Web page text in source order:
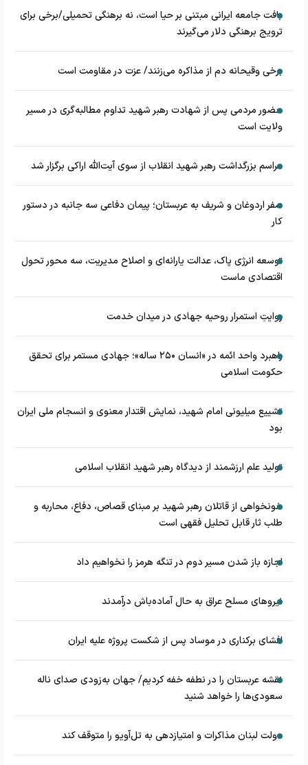
بافت جامعه ایرانی مبتنی بر حیا است، نه برهنگی تحمیلی/برخی برای
ترویج برهنگی دلار می‌گیرند
برخی وقیحانه دم از مذاکره می‌زنند/ عزت در مقاومت است
حضور مردمی پس از شهادت رهبر شهید تداوم مطالبه‌گری در مسیر
ولایت است
مراسم بزرگداشت رهبر شهید انقلاب از سوی آیت‌الله اراکی برگزار شد
سفر اردوغان و شریف به عربستان؛ پیمان دفاعی سه جانبه در دستور
کار
توسعه انرژی پاک، عدالت یارانه‌ای و اصلاح مدیریت، سه محور تحول
اقتصادی ماست
روایتِ استمرار روحیه جهادی در میدان خدمت
راهبرد واحد ائمه در «انسان ۲۵۰ ساله»؛ جهادی مستمر برای تحقق
حکومت اسلامی
تشییع میلیونی امام شهید، نمایش اقتدار معنوی و انسجام ملی ایران
بود
تولید علم ارزشمند از دیدگاه رهبر شهید انقلاب اسلامی
خونخواهی از قاتلان رهبر شهید بر مبنای قصاص، دفاع، محاربه و
طلب ثار قابل تحلیل فقهی است
اجازه باز شدن مسیر دوم در تنگه هرمز را نخواهیم داد
نیروهای مسلح عراق به حال آماده‌باش درآمدند
افشای برکناری در موساد پس از شکست پروژه علیه ایران
نقشه عربستان را در نطفه خفه کردیم/ جهان به‌زودی صدای ناله
سعودی‌ها را خواهد شنید
دولت لبنان مذاکرات و امتیازدهی به تل‌آویو را متوقف کند